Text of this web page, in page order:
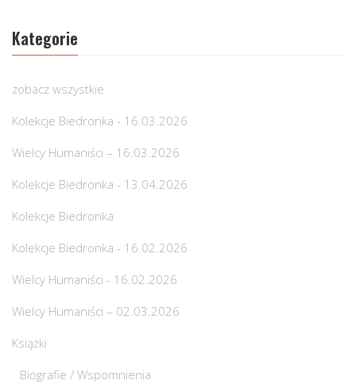
Kategorie
zobacz wszystkie
Kolekcje Biedronka - 16.03.2026
Wielcy Humaniści – 16.03.2026
Kolekcje Biedronka - 13.04.2026
Kolekcje Biedronka
Kolekcje Biedronka - 16.02.2026
Wielcy Humaniści - 16.02.2026
Wielcy Humaniści – 02.03.2026
Książki
Biografie / Wspomnienia